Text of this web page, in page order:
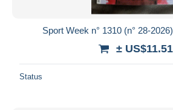
Bancontact
Seller's residence
Sport Week n° 1310 (n° 28-
± US$11.51
Status